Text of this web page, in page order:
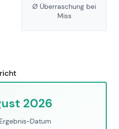
Ø Überraschung bei
Miss
2026
Datum